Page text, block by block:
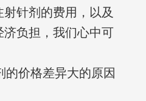
针剂的费用，以及
负担，我们心中可
的价格差异大的原因